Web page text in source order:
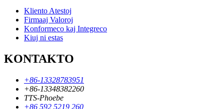
Kliento Atestoj
Firmaaj Valoroj
Konformeco kaj Integreco
Kiuj ni estas
KONTAKTO
+86-13328783951
+86-13348382260
TTS-Phoebe
+86 592 5219 260